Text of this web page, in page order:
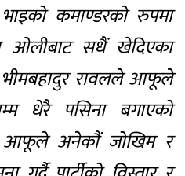
कमाण्डरको रुपमा
ओलीबाट सधैं खेदिएका
रावलले आफूले
धेरै पसिना बगाएको
अनेकौं जोखिम र